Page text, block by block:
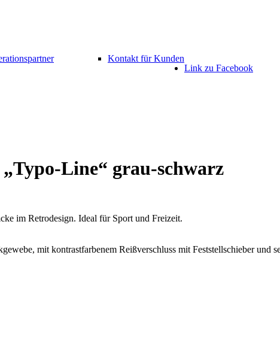
Kontakt für Kunden
Link zu Facebook
Line“ grau-schwarz
im Retrodesign. Ideal für Sport und Freizeit.
mit kontrastfarbenem Reißverschluss mit Feststellschieber und